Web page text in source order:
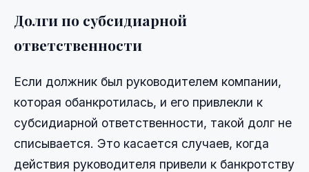
Долги по субсидиарной
ответственности
Если должник был руководителем компании,
которая обанкротилась, и его привлекли к
субсидиарной ответственности, такой долг не
списывается. Это касается случаев, когда
действия руководителя привели к банкротству